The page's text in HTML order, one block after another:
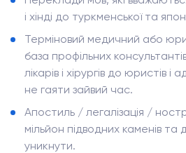
і хінді до туркменської та
Терміновий медичний або
база профільних
лікарів і хірургів до юристів
не гаяти зайвий час.
Апостиль / легалізація /
мільйон підводних каменів
уникнути.